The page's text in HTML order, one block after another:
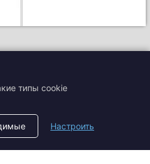
+7 (495) 204-19-33
zakaz@smtrading.ru
типы cookie
Настроить